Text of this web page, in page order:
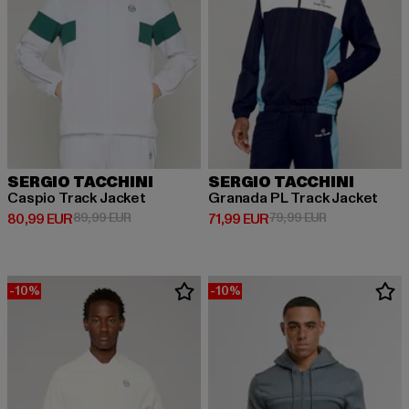
SERGIO TACCHINI
Caspio Track Jacket
80,99 EUR
Derzeitiger Preis: 80,99 EUR
89,99 EURAktionspreis: 89,99 EUR
SERGIO TACCHINI
Granada PL Track Jacket
71,99 EUR
Derzeitiger Preis: 71,99 EUR
79,99 EURAktionspreis:
-10% -10%